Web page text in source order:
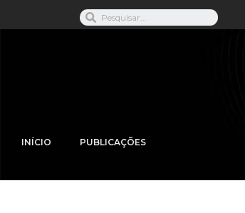
INÍCIO PUBLICAÇÕES